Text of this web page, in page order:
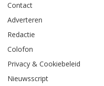
Contact
Adverteren
Redactie
Colofon
Privacy & Cookiebeleid
Nieuwsscript